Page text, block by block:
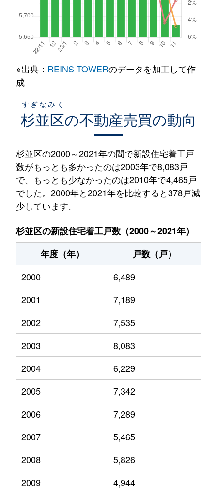
※出典： REINS TOWERのデータを加工して作
成
杉並区
すぎなみく
の不動産売買の動向
杉並区の2000～2021年の間で新設住宅着工戸
数がもっとも多かったのは2003年で8,083戸
で、もっとも少なかったのは2010年で4,465戸
でした。2000年と2021年を比較すると378戸減
少しています。
杉並区の新設住宅着工戸数（2000～2021年）
年度（年）
戸数（戸）
2000
6,489
2001
7,189
2002
7,535
2003
8,083
2004
6,229
2005
7,342
2006
7,289
2007
5,465
2008
5,826
2009
4,944